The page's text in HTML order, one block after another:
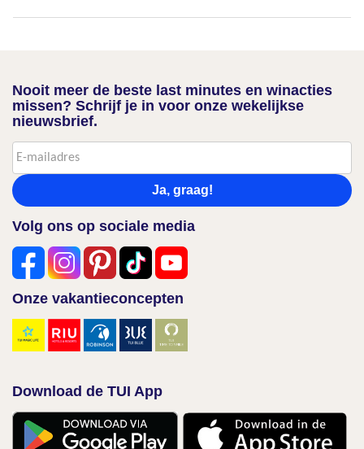
Nooit meer de beste last minutes en winacties
missen? Schrijf je in voor onze wekelijkse
nieuwsbrief.
Ja, graag!
Volg ons op sociale media
Onze vakantieconcepten
Download de TUI App